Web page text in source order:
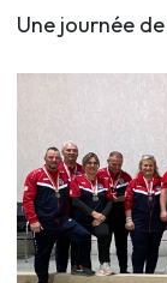
Une journée